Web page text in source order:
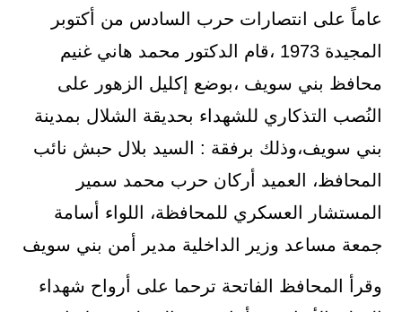
عاماً على انتصارات حرب السادس من أكتوبر
المجيدة 1973 ،قام الدكتور محمد هاني غنيم
محافظ بني سويف ،بوضع إكليل الزهور على
النُصب التذكاري للشهداء بحديقة الشلال بمدينة
بني سويف،وذلك برفقة : السيد بلال حبش نائب
المحافظ، العميد أركان حرب محمد سمير
المستشار العسكري للمحافظة، اللواء أسامة
جمعة مساعد وزير الداخلية مدير أمن بني سويف
وقرأ المحافظ الفاتحة ترحما على أرواح شهداء